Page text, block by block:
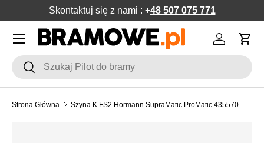
POMIŃ DO ZAWARTOŚCI
Skontaktuj się z nami : +48 507 075 771
SzukajSzukaj
Zaloguj
Menu
Strona Główna Szyna K FS2 Hormann SupraMatic ProMatic 435570